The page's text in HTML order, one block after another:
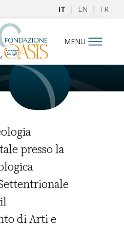
IT | EN | FR
MENU
presso la
di Arti e